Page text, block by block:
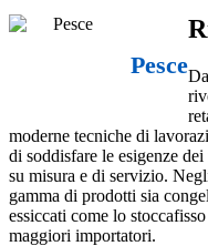
Pesce
moderne tecniche di
di soddisfare le esigenze
su misura e di servizio.
gamma di prodotti sia
essiccati come lo
maggiori importatori.